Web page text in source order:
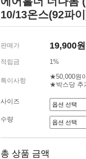
10/13온스(92파
판매가 19,900원
적립금 1%
특이사항
★50,000원
★박스당 추
사이즈
수량
총 상품 금액